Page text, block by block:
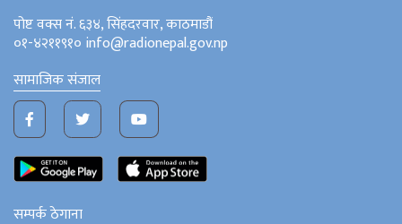
पोष्ट वक्स नं. ६३४, सिंहदरवार, काठमाडौं
०१-४२११९१० info@radionepal.gov.np
सामाजिक संजाल
सम्पर्क ठेगाना